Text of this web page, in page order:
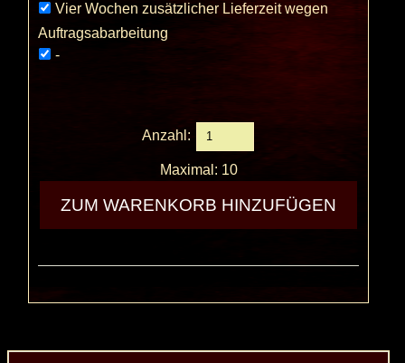
Vier Wochen zusätzlicher Lieferzeit wegen
Auftragsabarbeitung
-
Anzahl:
Maximal: 10